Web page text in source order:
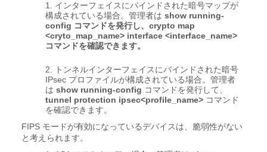
インターフェイスにバインドされた暗号マップが
構成されている場合。管理者は show running-
config コマンドを発行し、crypto map
<cryto_map_name> interface <interface_name>
コマンドを確認できます。
トンネルインターフェイスにバインドされた暗号
IPsec プロファイルが構成されている場合。管理者
は show running-config コマンドを発行して、
tunnel protection ipsec<profile_name> コマンド
を確認できます。
FIPS モードが有効になっているデバイスは、脆弱性がない
と考えられます。